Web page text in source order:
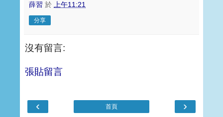
薛習 於 上午11:21
分享
沒有留言:
張貼留言
‹ ›
首頁